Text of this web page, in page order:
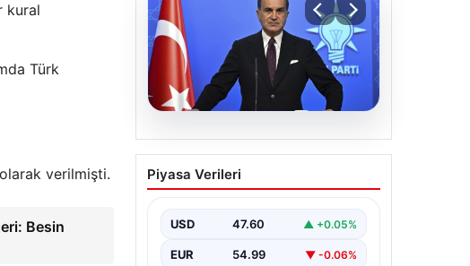
kural
Türk
verilmişti.
Besin
05.08.2026
Çerçeve yasa teklifi
Meclis’te | AK Parti
sürecin en önemli
aşamasına gelinmiş oldu
Piyasa Verileri
USD 47.60 ▲ +0.05%
EUR 54.99 ▼ -0.06%